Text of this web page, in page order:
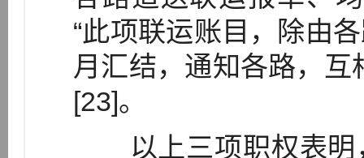
“此项联运账目，除由
月汇结，通知各路，互
[23]。
以上三项职权表明